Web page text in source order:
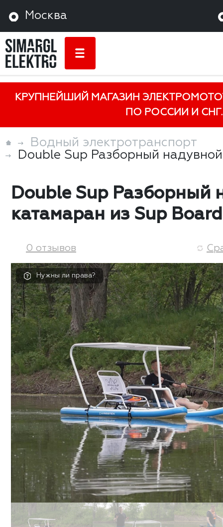
Москва
КРУПНЕЙШИЙ МАГАЗИН
ПО РОССИИ И СНГ.
Водный электротранспорт
Double Sup Разборный
Double Sup Разборный
катамаран из Sup
0 отзывов
Нужны ли права?